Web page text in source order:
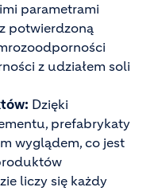
parametrami
potwierdzoną
z udziałem soli
Dzięki
prefabrykaty
wyglądem, co jest
liczy się każdy